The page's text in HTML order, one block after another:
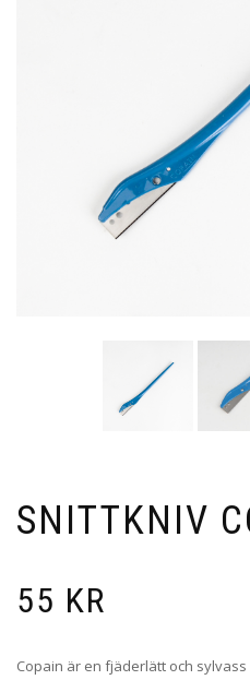
SNITTKNIV
55 KR
Copain är en fjäderlätt och